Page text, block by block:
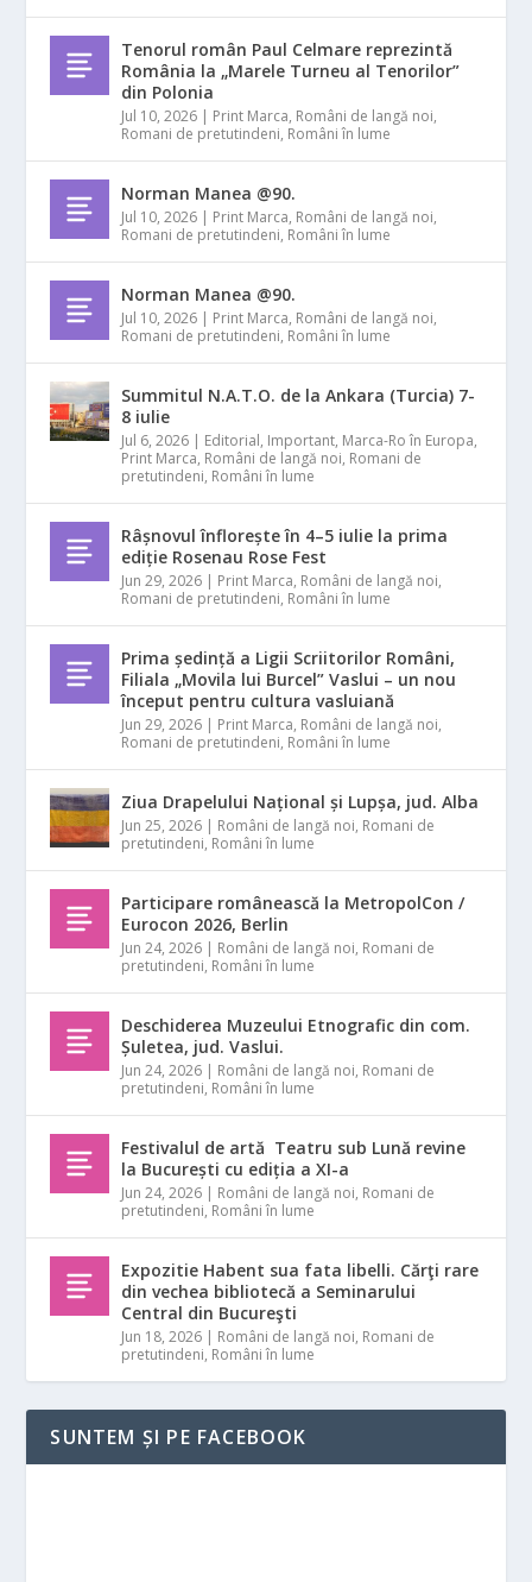
Tenorul român Paul Celmare reprezintă
România la „Marele Turneu al Tenorilor”
din Polonia
Jul 10, 2026 Print Marca, Români de langă noi,
Romani de pretutindeni, Români în lume
Norman Manea @90.
Jul 10, 2026 Print Marca, Români de langă noi,
Romani de pretutindeni, Români în lume
Norman Manea @90.
Jul 10, 2026 Print Marca, Români de langă noi,
Romani de pretutindeni, Români în lume
Summitul N.A.T.O. de la Ankara (Turcia) 7-
8 iulie
Jul 6, 2026 Editorial, Important, Marca-Ro în Europa,
Print Marca, Români de langă noi, Romani de
pretutindeni, Români în lume
Râșnovul înflorește în 4–5 iulie la prima
ediție Rosenau Rose Fest
Jun 29, 2026 Print Marca, Români de langă noi,
Romani de pretutindeni, Români în lume
Prima ședință a Ligii Scriitorilor Români,
Filiala „Movila lui Burcel” Vaslui – un nou
început pentru cultura vasluiană
Jun 29, 2026 Print Marca, Români de langă noi,
Romani de pretutindeni, Români în lume
Ziua Drapelului Național și Lupșa, jud. Alba
Jun 25, 2026 Români de langă noi, Romani de
pretutindeni, Români în lume
Participare românească la MetropolCon /
Eurocon 2026, Berlin
Jun 24, 2026 Români de langă noi, Romani de
pretutindeni, Români în lume
Deschiderea Muzeului Etnografic din com.
Șuletea, jud. Vaslui.
Jun 24, 2026 Români de langă noi, Romani de
pretutindeni, Români în lume
Festivalul de artă Teatru sub Lună revine
la București cu ediția a XI-a
Jun 24, 2026 Români de langă noi, Romani de
pretutindeni, Români în lume
Expozitie Habent sua fata libelli. Cărţi rare
din vechea bibliotecă a Seminarului
Central din Bucureşti
Jun 18, 2026 Români de langă noi, Romani de
pretutindeni, Români în lume
SUNTEM ȘI PE FACEBOOK